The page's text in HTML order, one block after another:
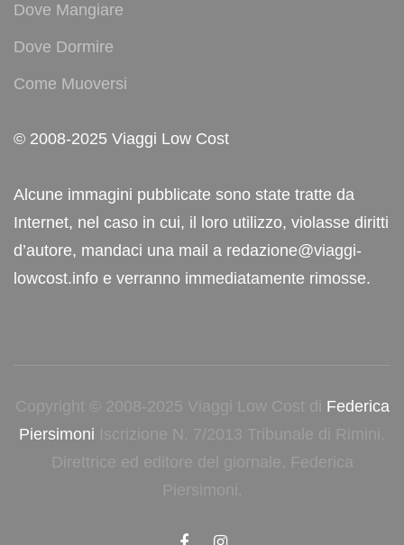
Dove Mangiare
Dove Dormire
Come Muoversi
© 2008-2025 Viaggi Low Cost
Alcune immagini pubblicate sono state tratte da
Internet, nel caso in cui, il loro utilizzo, violasse diritti
d’autore, mandaci una mail a redazione@viaggi-
lowcost.info e verranno immediatamente rimosse.
Copyright © 2008-2025 Viaggi Low Cost di Federica
Piersimoni Iscrizione N. 7/2013 Tribunale di Rimini.
Direttrice ed editore del giornale, Federica
Piersimoni.